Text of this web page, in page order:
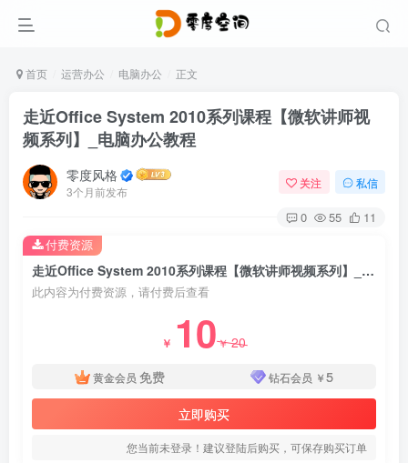
首页 运营办公 电脑办公 正文
走近Office System 2010系列课程【微软讲师视
频系列】_电脑办公教程
零度风格
3个月前发布
关注 私信
0 55 11
走近Office System 2010系列课程【微软讲师视频系列】_电脑办公教程
此内容为付费资源，请付费后查看
￥ 10￥20
黄金会员 免费 钻石会员 ￥5
立即购买
您当前未登录！建议登陆后购买，可保存购买订单
付费资源